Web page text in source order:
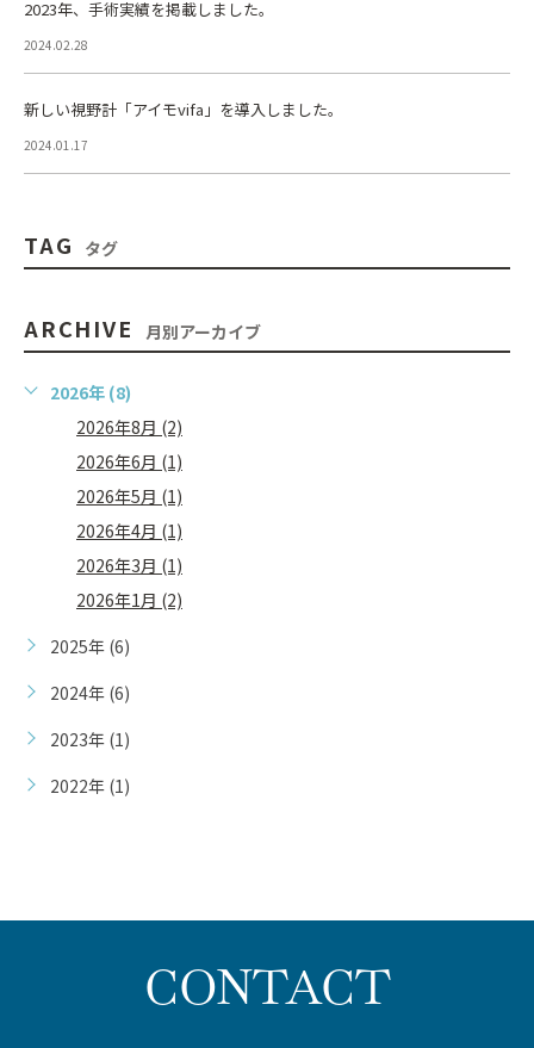
2023年、手術実績を掲載しました。
2024.02.28
新しい視野計「アイモvifa」を導入しました。
2024.01.17
TAG タグ
ARCHIVE 月別アーカイブ
2026年 (8)
2026年8月 (2)
2026年6月 (1)
2026年5月 (1)
2026年4月 (1)
2026年3月 (1)
2026年1月 (2)
2025年 (6)
2024年 (6)
2023年 (1)
2022年 (1)
CONTACT